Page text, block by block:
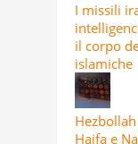
I missili
il corpo
islamiche
Haifa e